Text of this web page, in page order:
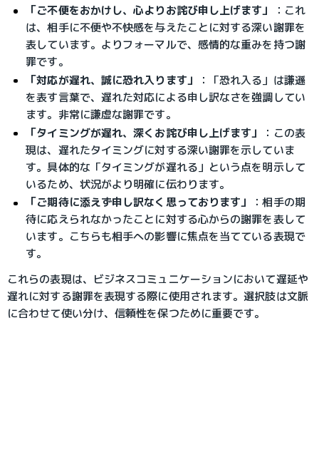
「ご不便をおかけし、心よりお詫び申し上げます」
： これ
は、相手に不便や不快感を与えたことに対する深い謝罪を
表しています。よりフォーマルで、感情的な重みを持つ謝
罪です。
「対応が遅れ、誠に恐れ入ります」
：
「恐れ入る」は謙遜
を表す言葉で、遅れた対応による申し訳なさを強調してい
ます。非常に謙虚な謝罪です。
「タイミングが遅れ、深くお詫び申し上げます」
： この表
現は、遅れたタイミングに対する深い謝罪を示していま
す。具体的な「タイミングが遅れる」という点を明示して
いるため、状況がより明確に伝わります。
「ご期待に添えず申し訳なく思っております」
：相手の期
待に応えられなかったことに対する心からの謝罪を表して
います。こちらも相手への影響に焦点を当てている表現で
す。
これらの表現は、ビジネスコミュニケーションにおいて遅延や
遅れに対する謝罪を表現する際に使用されます。選択肢は文脈
に合わせて使い分け、信頼性を保つために重要です。